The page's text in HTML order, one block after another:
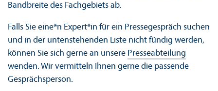
Bandbreite des Fach­gebiets ab.
Falls Sie eine*n Expert*in für ein Pressegespräch suchen
und in der untenstehenden Liste nicht fündig werden,
können Sie sich gerne an unsere Presseabteilung
wenden. Wir vermitteln Ihnen gerne die passende
Gesprächsperson.